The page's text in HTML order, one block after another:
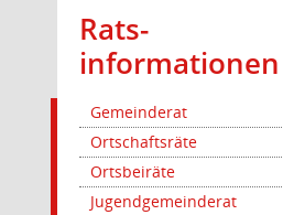
Rats­
informationen
Gemeinderat
Ortschaftsräte
Ortsbeiräte
Jugendgemeinderat